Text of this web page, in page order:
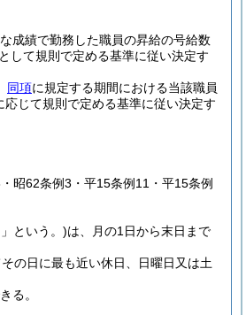
成績で勤務した職員の昇給の号給数
して規則で定める基準に従い決定す
同項に規定する期間における当該職員
じて規則で定める基準に従い決定す
昭62条例3・平15条例11・平15条例
という。)は、月の1日から末日まで
の日に最も近い休日、日曜日又は土
る。